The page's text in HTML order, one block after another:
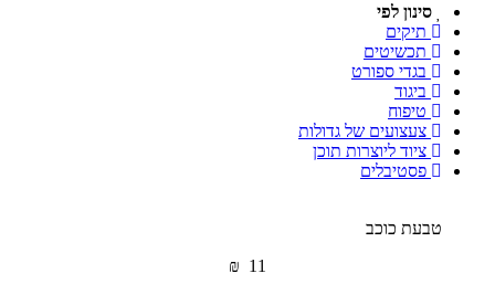
סינון לפי
תיקים
תכשיטים
בגדי ספורט
ביגוד
טיפוח
צעצועים של גדולות
ציוד ליוצרות תוכן
פסטיבלים
טבעת כוכב
11 ₪